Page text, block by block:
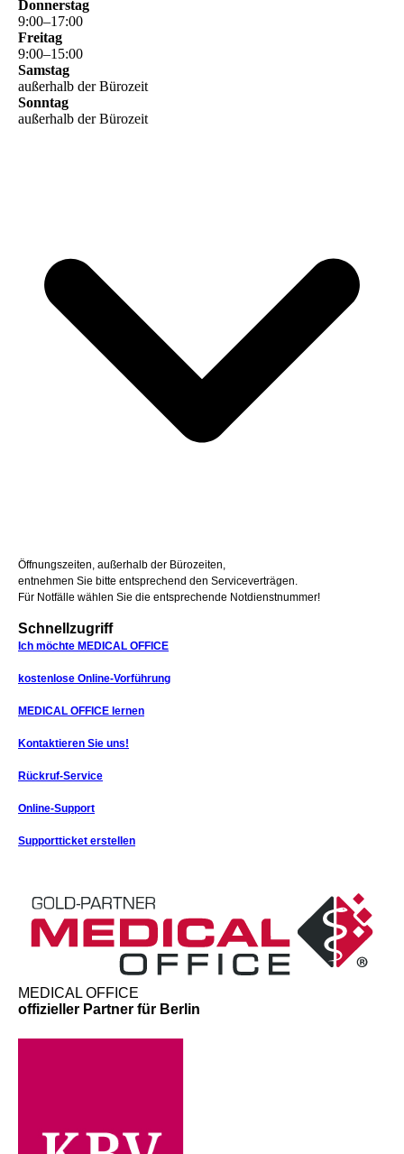
Donnerstag
9:00–17:00
Freitag
9:00–15:00
Samstag
außerhalb der Bürozeit
Sonntag
außerhalb der Bürozeit
Öffnungszeiten, außerhalb der Bürozeiten,
entnehmen Sie bitte entsprechend den Serviceverträgen.
Für Notfälle wählen Sie die entsprechende Notdienstnummer!
Schnellzugriff
Ich möchte MEDICAL OFFICE
kostenlose Online-Vorführung
MEDICAL OFFICE lernen
Kontaktieren Sie uns!
Rückruf-Service
Online-Support
Supportticket erstellen
MEDICAL OFFICE
offizieller Partner für Berlin